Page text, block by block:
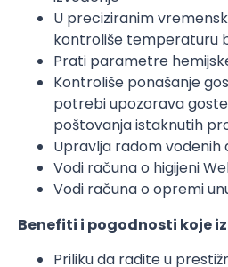
U preciziranim
kontroliše temperaturu
Prati parametre
Kontroliše ponašanje
potrebi upozorava
poštovanja istaknutih
Upravlja radom vodenih
Vodi računa o higijeni
Vodi računa o opremi
Benefiti i pogodnosti koje
Priliku da radite u